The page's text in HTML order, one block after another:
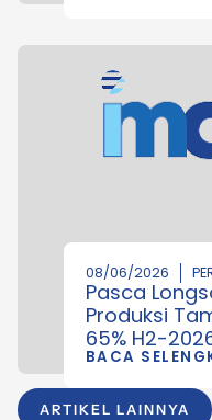
ARTIKEL LAINNYA
08/06/2026
Pasca
Produksi
65% H2-
BACA